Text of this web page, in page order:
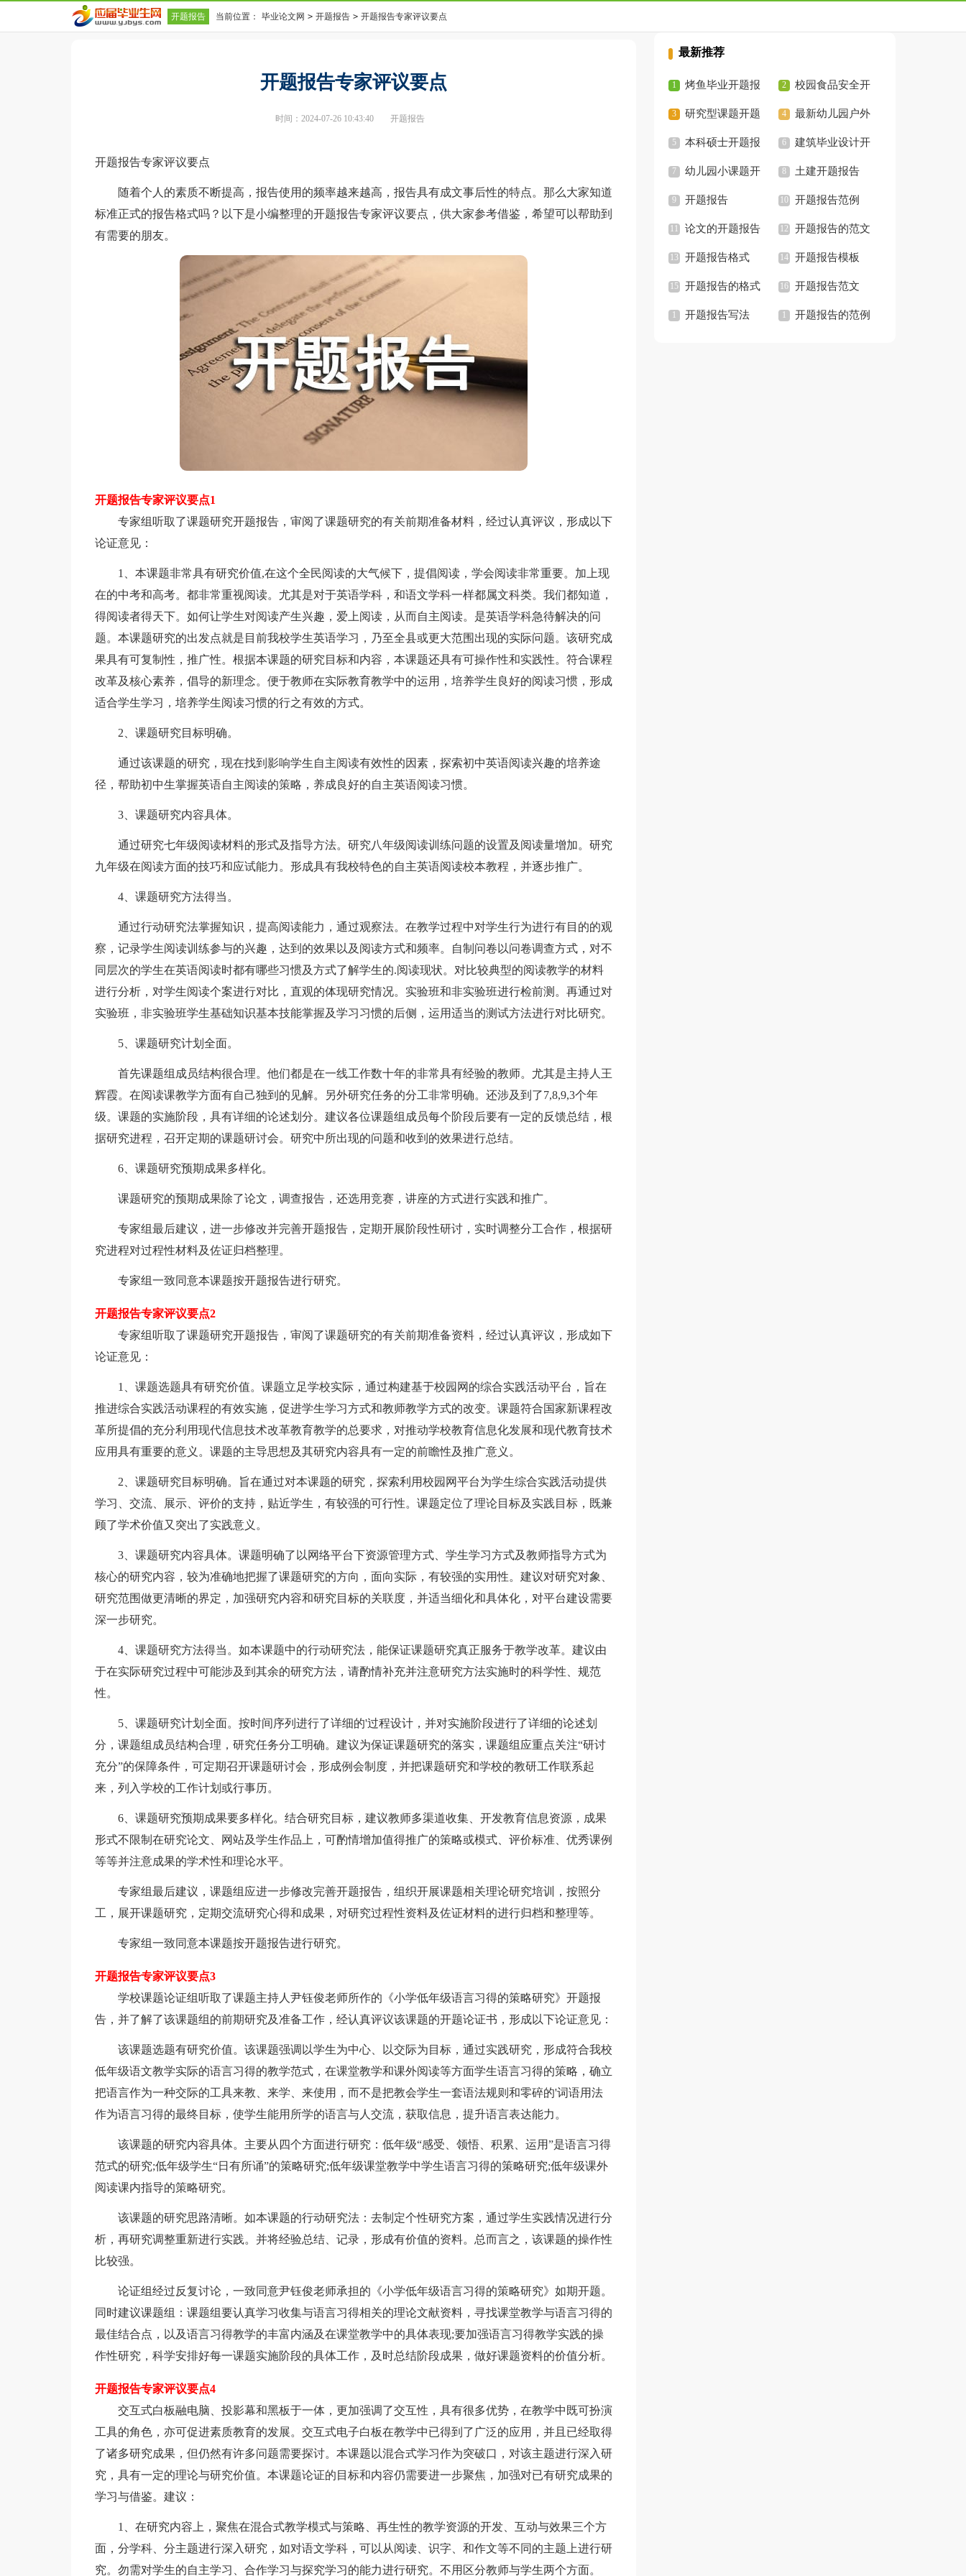
开题报告 当前位置： 毕业论文网 > 开题报告 > 开题报告专家评议要点
开题报告专家评议要点
时间：2024-07-26 10:43:40 开题报告
开题报告专家评议要点
随着个人的素质不断提高，报告使用的频率越来越高，报告具有成文事后性的特点。那么大家知道
标准正式的报告格式吗？以下是小编整理的开题报告专家评议要点，供大家参考借鉴，希望可以帮助到
有需要的朋友。
开题报告专家评议要点1
专家组听取了课题研究开题报告，审阅了课题研究的有关前期准备材料，经过认真评议，形成以下
论证意见：
1、本课题非常具有研究价值,在这个全民阅读的大气候下，提倡阅读，学会阅读非常重要。加上现
在的中考和高考。都非常重视阅读。尤其是对于英语学科，和语文学科一样都属文科类。我们都知道，
得阅读者得天下。如何让学生对阅读产生兴趣，爱上阅读，从而自主阅读。是英语学科急待解决的问
题。本课题研究的出发点就是目前我校学生英语学习，乃至全县或更大范围出现的实际问题。该研究成
果具有可复制性，推广性。根据本课题的研究目标和内容，本课题还具有可操作性和实践性。符合课程
改革及核心素养，倡导的新理念。便于教师在实际教育教学中的运用，培养学生良好的阅读习惯，形成
适合学生学习，培养学生阅读习惯的行之有效的方式。
2、课题研究目标明确。
通过该课题的研究，现在找到影响学生自主阅读有效性的因素，探索初中英语阅读兴趣的培养途
径，帮助初中生掌握英语自主阅读的策略，养成良好的自主英语阅读习惯。
3、课题研究内容具体。
通过研究七年级阅读材料的形式及指导方法。研究八年级阅读训练问题的设置及阅读量增加。研究
九年级在阅读方面的技巧和应试能力。形成具有我校特色的自主英语阅读校本教程，并逐步推广。
4、课题研究方法得当。
通过行动研究法掌握知识，提高阅读能力，通过观察法。在教学过程中对学生行为进行有目的的观
察，记录学生阅读训练参与的兴趣，达到的效果以及阅读方式和频率。自制问卷以问卷调查方式，对不
同层次的学生在英语阅读时都有哪些习惯及方式了解学生的.阅读现状。对比较典型的阅读教学的材料
进行分析，对学生阅读个案进行对比，直观的体现研究情况。实验班和非实验班进行检前测。再通过对
实验班，非实验班学生基础知识基本技能掌握及学习习惯的后侧，运用适当的测试方法进行对比研究。
5、课题研究计划全面。
首先课题组成员结构很合理。他们都是在一线工作数十年的非常具有经验的教师。尤其是主持人王
辉霞。在阅读课教学方面有自己独到的见解。另外研究任务的分工非常明确。还涉及到了7,8,9,3个年
级。课题的实施阶段，具有详细的论述划分。建议各位课题组成员每个阶段后要有一定的反馈总结，根
据研究进程，召开定期的课题研讨会。研究中所出现的问题和收到的效果进行总结。
6、课题研究预期成果多样化。
课题研究的预期成果除了论文，调查报告，还选用竞赛，讲座的方式进行实践和推广。
专家组最后建议，进一步修改并完善开题报告，定期开展阶段性研讨，实时调整分工合作，根据研
究进程对过程性材料及佐证归档整理。
专家组一致同意本课题按开题报告进行研究。
开题报告专家评议要点2
专家组听取了课题研究开题报告，审阅了课题研究的有关前期准备资料，经过认真评议，形成如下
论证意见：
1、课题选题具有研究价值。课题立足学校实际，通过构建基于校园网的综合实践活动平台，旨在
推进综合实践活动课程的有效实施，促进学生学习方式和教师教学方式的改变。课题符合国家新课程改
革所提倡的充分利用现代信息技术改革教育教学的总要求，对推动学校教育信息化发展和现代教育技术
应用具有重要的意义。课题的主导思想及其研究内容具有一定的前瞻性及推广意义。
2、课题研究目标明确。旨在通过对本课题的研究，探索利用校园网平台为学生综合实践活动提供
学习、交流、展示、评价的支持，贴近学生，有较强的可行性。课题定位了理论目标及实践目标，既兼
顾了学术价值又突出了实践意义。
3、课题研究内容具体。课题明确了以网络平台下资源管理方式、学生学习方式及教师指导方式为
核心的研究内容，较为准确地把握了课题研究的方向，面向实际，有较强的实用性。建议对研究对象、
研究范围做更清晰的界定，加强研究内容和研究目标的关联度，并适当细化和具体化，对平台建设需要
深一步研究。
4、课题研究方法得当。如本课题中的行动研究法，能保证课题研究真正服务于教学改革。建议由
于在实际研究过程中可能涉及到其余的研究方法，请酌情补充并注意研究方法实施时的科学性、规范
性。
5、课题研究计划全面。按时间序列进行了详细的'过程设计，并对实施阶段进行了详细的论述划
分，课题组成员结构合理，研究任务分工明确。建议为保证课题研究的落实，课题组应重点关注“研讨
充分”的保障条件，可定期召开课题研讨会，形成例会制度，并把课题研究和学校的教研工作联系起
来，列入学校的工作计划或行事历。
6、课题研究预期成果要多样化。结合研究目标，建议教师多渠道收集、开发教育信息资源，成果
形式不限制在研究论文、网站及学生作品上，可酌情增加值得推广的策略或模式、评价标准、优秀课例
等等并注意成果的学术性和理论水平。
专家组最后建议，课题组应进一步修改完善开题报告，组织开展课题相关理论研究培训，按照分
工，展开课题研究，定期交流研究心得和成果，对研究过程性资料及佐证材料的进行归档和整理等。
专家组一致同意本课题按开题报告进行研究。
开题报告专家评议要点3
学校课题论证组听取了课题主持人尹钰俊老师所作的《小学低年级语言习得的策略研究》开题报
告，并了解了该课题组的前期研究及准备工作，经认真评议该课题的开题论证书，形成以下论证意见：
该课题选题有研究价值。该课题强调以学生为中心、以交际为目标，通过实践研究，形成符合我校
低年级语文教学实际的语言习得的教学范式，在课堂教学和课外阅读等方面学生语言习得的策略，确立
把语言作为一种交际的工具来教、来学、来使用，而不是把教会学生一套语法规则和零碎的'词语用法
作为语言习得的最终目标，使学生能用所学的语言与人交流，获取信息，提升语言表达能力。
该课题的研究内容具体。主要从四个方面进行研究：低年级“感受、领悟、积累、运用”是语言习得
范式的研究;低年级学生“日有所诵”的策略研究;低年级课堂教学中学生语言习得的策略研究;低年级课外
阅读课内指导的策略研究。
该课题的研究思路清晰。如本课题的行动研究法：去制定个性研究方案，通过学生实践情况进行分
析，再研究调整重新进行实践。并将经验总结、记录，形成有价值的资料。总而言之，该课题的操作性
比较强。
论证组经过反复讨论，一致同意尹钰俊老师承担的《小学低年级语言习得的策略研究》如期开题。
同时建议课题组：课题组要认真学习收集与语言习得相关的理论文献资料，寻找课堂教学与语言习得的
最佳结合点，以及语言习得教学的丰富内涵及在课堂教学中的具体表现;要加强语言习得教学实践的操
作性研究，科学安排好每一课题实施阶段的具体工作，及时总结阶段成果，做好课题资料的价值分析。
开题报告专家评议要点4
交互式白板融电脑、投影幕和黑板于一体，更加强调了交互性，具有很多优势，在教学中既可扮演
工具的角色，亦可促进素质教育的发展。交互式电子白板在教学中已得到了广泛的应用，并且已经取得
了诸多研究成果，但仍然有许多问题需要探讨。本课题以混合式学习作为突破口，对该主题进行深入研
究，具有一定的理论与研究价值。本课题论证的目标和内容仍需要进一步聚焦，加强对已有研究成果的
学习与借鉴。建议：
1、在研究内容上，聚焦在混合式教学模式与策略、再生性的教学资源的开发、互动与效果三个方
面，分学科、分主题进行深入研究，如对语文学科，可以从阅读、识字、和作文等不同的主题上进行研
究。勿需对学生的自主学习、合作学习与探究学习的能力进行研究。不用区分教师与学生两个方面。
最新推荐
烤鱼毕业开题报
告
校园食品安全开
题报告
研究型课题开题
报告怎么写
最新幼儿园户外
体育运动开题报告
本科硕士开题报
告
建筑毕业设计开
题报告
幼儿园小课题开
题报告
土建开题报告
开题报告 开题报告范例
论文的开题报告 开题报告的范文
开题报告格式 开题报告模板
开题报告的格式 开题报告范文
开题报告写法 开题报告的范例